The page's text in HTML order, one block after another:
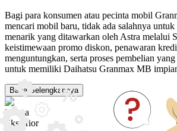
Bagi para konsumen atau pecinta mobil
mencari mobil baru, tidak ada salahnya untuk
menarik yang ditawarkan oleh Astra melalui
keistimewaan promo diskon, penawaran
menguntungkan, serta proses pembelian
untuk memiliki Daihatsu Granmax MB
Baca Selengkapnya
Warna
Eksterior